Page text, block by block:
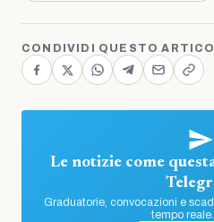
CONDIVIDI QUESTO
Le notizie come
Graduatorie, convocazioni e
tempo